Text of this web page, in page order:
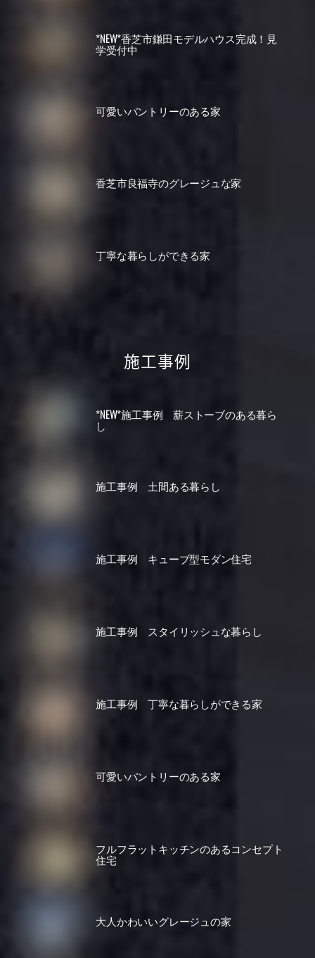
*NEW*香芝市鎌田モデルハウス完成！見
学受付中
可愛いパントリーのある家
香芝市良福寺のグレージュな家
丁寧な暮らしができる家
施工事例
*NEW*施工事例 薪ストーブのある暮ら
し
施工事例 土間ある暮らし
施工事例 キューブ型モダン住宅
施工事例 スタイリッシュな暮らし
施工事例 丁寧な暮らしができる家
可愛いパントリーのある家
フルフラットキッチンのあるコンセプト
住宅
大人かわいいグレージュの家